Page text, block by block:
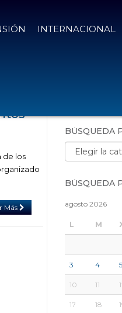
INTERNACIONAL
de los
Más
BÚSQUEDA
Búsqueda
BÚSQUEDA
agosto 2026
L M
3 4 5
10 11
17 18